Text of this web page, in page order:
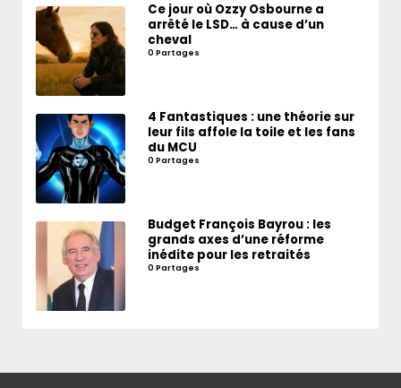
Ce jour où Ozzy Osbourne a
arrêté le LSD… à cause d’un
cheval
0 Partages
4 Fantastiques : une théorie sur
leur fils affole la toile et les fans
du MCU
0 Partages
Budget François Bayrou : les
grands axes d’une réforme
inédite pour les retraités
0 Partages